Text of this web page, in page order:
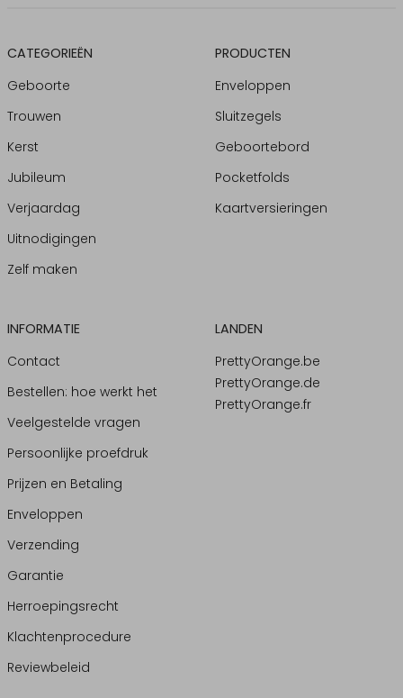
CATEGORIEËN
Geboorte
Trouwen
Kerst
Jubileum
Verjaardag
Uitnodigingen
Zelf maken
PRODUCTEN
Enveloppen
Sluitzegels
Geboortebord
Pocketfolds
Kaartversieringen
INFORMATIE
Contact
Bestellen: hoe werkt het
Veelgestelde vragen
Persoonlijke proefdruk
Prijzen en Betaling
Enveloppen
Verzending
Garantie
Herroepingsrecht
Klachtenprocedure
Reviewbeleid
LANDEN
PrettyOrange.be
PrettyOrange.de
PrettyOrange.fr